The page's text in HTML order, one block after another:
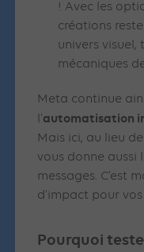
! Avec les
créations
univers visuel,
mécaniques
Meta continue
l’automatisation
Mais ici, au lieu
vous donne aussi
messages. C’est
d’impact pour
Pourquoi